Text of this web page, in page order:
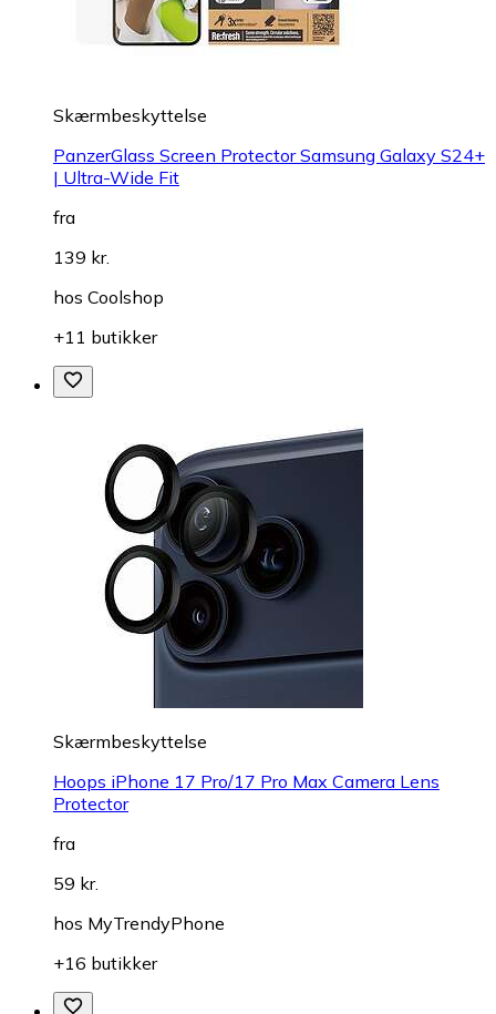
Skærmbeskyttelse
PanzerGlass Screen Protector Samsung Galaxy S24+
| Ultra-Wide Fit
fra
139 kr.
hos Coolshop
+11 butikker
Skærmbeskyttelse
Hoops iPhone 17 Pro/17 Pro Max Camera Lens
Protector
fra
59 kr.
hos MyTrendyPhone
+16 butikker